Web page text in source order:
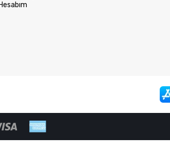
Hesabım